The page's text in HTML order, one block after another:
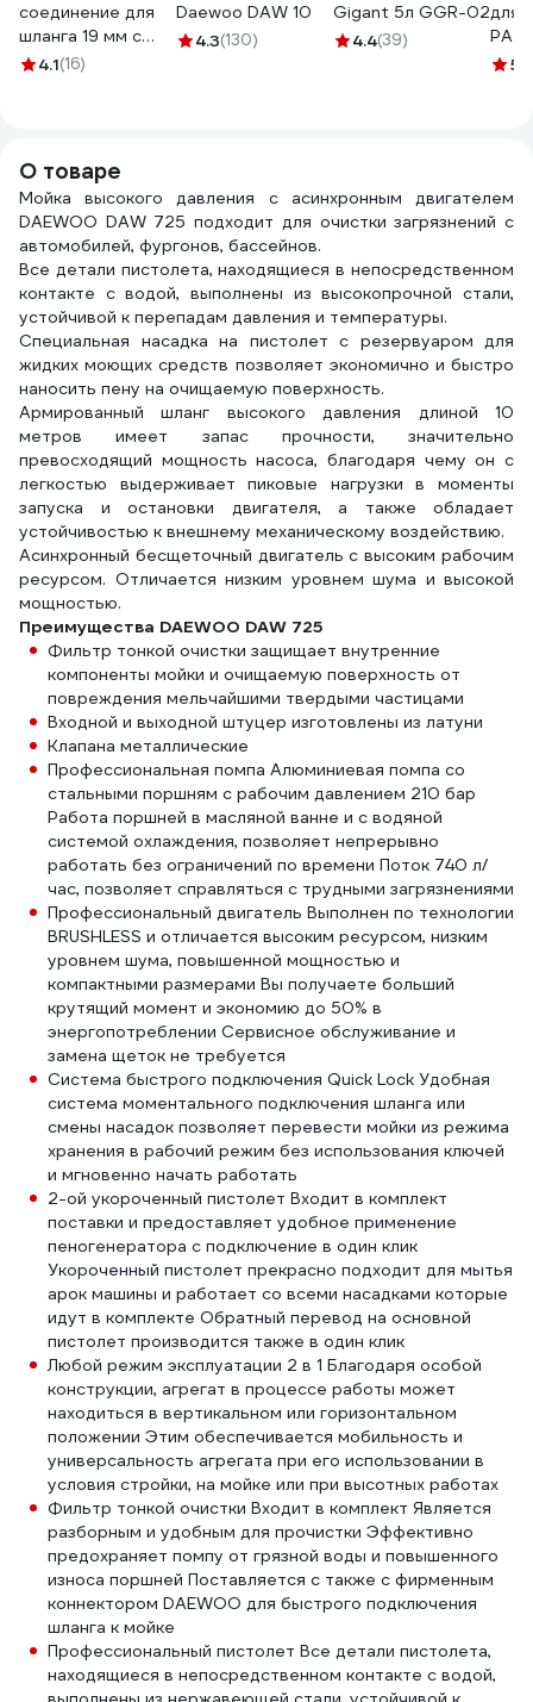
соединение для
шланга 19 мм с
аквастопом
4.1(16)
Daewoo DAW 10
4.3(130)
Gigant 5л GGR-02
4.4(39)
для
5
О товаре
Мойка высокого давления с асинхронным двигателем
DAEWOO DAW 725 подходит для очистки загрязнений с
автомобилей, фургонов, бассейнов.
Все детали пистолета, находящиеся в непосредственном
контакте с водой, выполнены из высокопрочной стали,
устойчивой к перепадам давления и температуры.
Специальная насадка на пистолет с резервуаром для
жидких моющих средств позволяет экономично и быстро
наносить пену на очищаемую поверхность.
Армированный шланг высокого давления длиной 10
метров имеет запас прочности, значительно
превосходящий мощность насоса, благодаря чему он с
легкостью выдерживает пиковые нагрузки в моменты
запуска и остановки двигателя, а также обладает
устойчивостью к внешнему механическому воздействию.
Асинхронный бесщеточный двигатель с высоким рабочим
ресурсом. Отличается низким уровнем шума и высокой
мощностью.
Преимущества DAEWOO DAW 725
Фильтр тонкой очистки защищает внутренние
компоненты мойки и очищаемую поверхность от
повреждения мельчайшими твердыми частицами
Входной и выходной штуцер изготовлены из латуни
Клапана металлические
Профессиональная помпа Алюминиевая помпа со
стальными поршням с рабочим давлением 210 бар
Работа поршней в масляной ванне и с водяной
системой охлаждения, позволяет непрерывно
работать без ограничений по времени Поток 740 л/
час, позволяет справляться с трудными загрязнениями
Профессиональный двигатель Выполнен по технологии
BRUSHLESS и отличается высоким ресурсом, низким
уровнем шума, повышенной мощностью и
компактными размерами Вы получаете больший
крутящий момент и экономию до 50% в
энергопотреблении Сервисное обслуживание и
замена щеток не требуется
Система быстрого подключения Quick Lock Удобная
система моментального подключения шланга или
смены насадок позволяет перевести мойки из режима
хранения в рабочий режим без использования ключей
и мгновенно начать работать
2-ой укороченный пистолет Входит в комплект
поставки и предоставляет удобное применение
пеногенератора с подключение в один клик
Укороченный пистолет прекрасно подходит для мытья
арок машины и работает со всеми насадками которые
идут в комплекте Обратный перевод на основной
пистолет производится также в один клик
Любой режим эксплуатации 2 в 1 Благодаря особой
конструкции, агрегат в процессе работы может
находиться в вертикальном или горизонтальном
положении Этим обеспечивается мобильность и
универсальность агрегата при его использовании в
условия стройки, на мойке или при высотных работах
Фильтр тонкой очистки Входит в комплект Является
разборным и удобным для прочистки Эффективно
предохраняет помпу от грязной воды и повышенного
износа поршней Поставляется с также с фирменным
коннектором DAEWOO для быстрого подключения
шланга к мойке
Профессиональный пистолет Все детали пистолета,
находящиеся в непосредственном контакте с водой,